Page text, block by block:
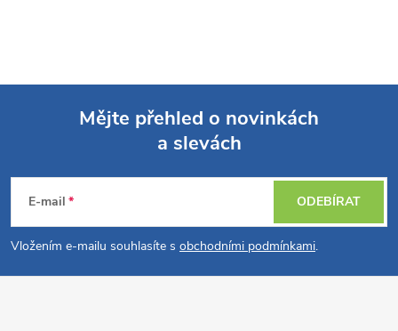
p
a
Mějte přehled o novinkách
a slevách
E-mail
Vložením e-mailu souhlasíte s obchodními podmínkami.
ODEBÍRAT